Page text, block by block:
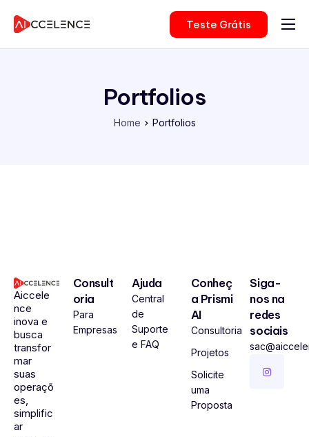
Nossas Soluções
Teste Grátis
Portfolios
Home Portfolios
Aiccele
nce
inova e
busca
transfor
mar
suas
operaçõ
es,
simplific
ar
Consult
oria
Para
Empresas
Ajuda
Central
de
Suporte
e FAQ
Conheç
a Prismi
AI
Consultoria
Projetos
Solicite
uma
Proposta
Siga-
nos na
redes
sociais